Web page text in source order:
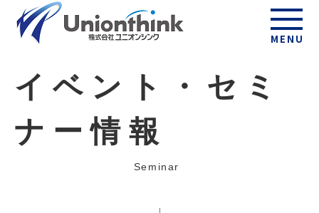
MENU
イベント・セミ
ナー情報
Seminar